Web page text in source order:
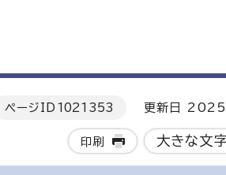
ページID 1021353 更新日 2025
印刷 大きな文